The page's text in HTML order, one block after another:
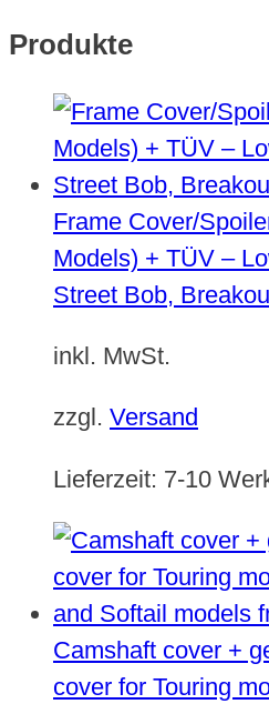
Produkte
Frame Cover/
Models) + TÜV –
Street Bob,
inkl. MwSt.
zzgl. Versand
Lieferzeit: 7-10
Camshaft cover +
cover for Touring